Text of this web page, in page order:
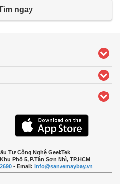
ngay
contents
contents
Tư Công Nghệ GeekTek
Phố 5, P.Tân Sơn Nhì, TP.HCM
- Email: info@sanvemaybay.vn